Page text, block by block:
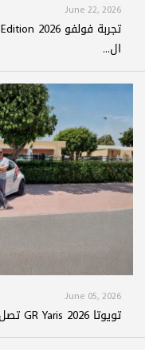
June 22, 2026
ال...
June 05, 2026
تويوتا GR Yaris 2026 تصل إلى الإمارات: سيارة راليات حقيقية ...